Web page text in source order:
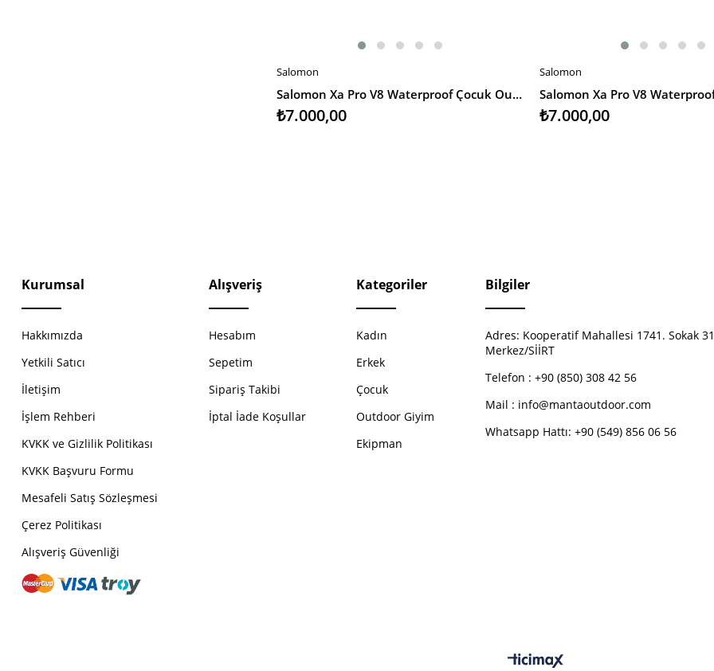
SEPETE EKLE
Salomon
Salomon Xa Pro V8 Waterproof Çocuk Outdoor Ayakkabı
₺7.000,00
SEPETE EKLE
Salomon
₺7.000,00
Kurumsal
Hakkımızda
Yetkili Satıcı
İletişim
İşlem Rehberi
KVKK ve Gizlilik Politikası
KVKK Başvuru Formu
Mesafeli Satış Sözleşmesi
Çerez Politikası
Alışveriş Güvenliği
Alışveriş
Hesabım
Sepetim
Sipariş Takibi
İptal İade Koşullar
Kategoriler
Kadın
Erkek
Çocuk
Outdoor Giyim
Ekipman
Bilgiler
Adres: Kooperatif Mahallesi 1741. Sokak
Merkez/SİİRT
Telefon : +90 (850) 308 42 56
Mail : info@mantaoutdoor.com
Whatsapp Hattı: +90 (549) 856 06 56